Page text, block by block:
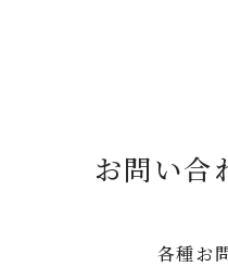
お問い合
各種お